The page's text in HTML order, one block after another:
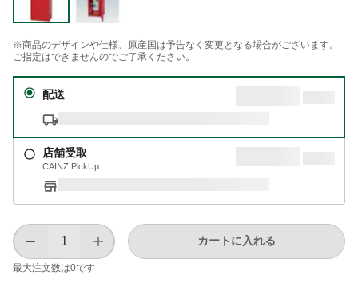
※商品のデザインや仕様、原産国は予告なく変更となる場合がございます。
ご指定はできませんのでご了承ください。
配送
店舗受取
CAINZ PickUp
最大注文数は0です
カートに入れる